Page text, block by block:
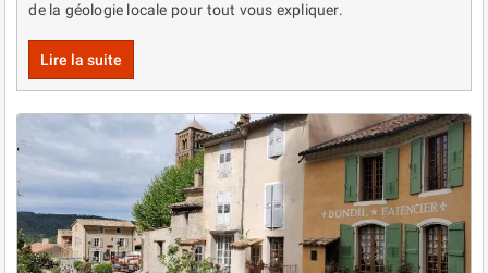
de la géologie locale pour tout vous expliquer.
Lire la suite